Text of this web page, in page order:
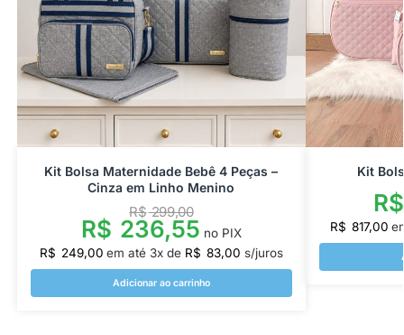
Kit Bolsa Maternidade Bebê 4 Peças –
Cinza em Linho Menino
R$299,00
R$ 236,55 no PIX
R$ 249,00 em até 3x de R$ 83,00 s/juros
Adicionar ao carrinho
Kit
R$
R$ 817,00